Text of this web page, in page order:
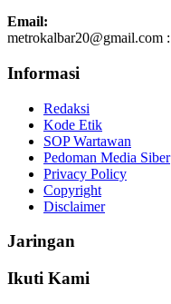
Email:
metrokalbar20@gmail.com
Informasi
Redaksi
Kode Etik
SOP Wartawan
Pedoman Media Siber
Privacy Policy
Copyright
Disclaimer
Jaringan
Ikuti Kami